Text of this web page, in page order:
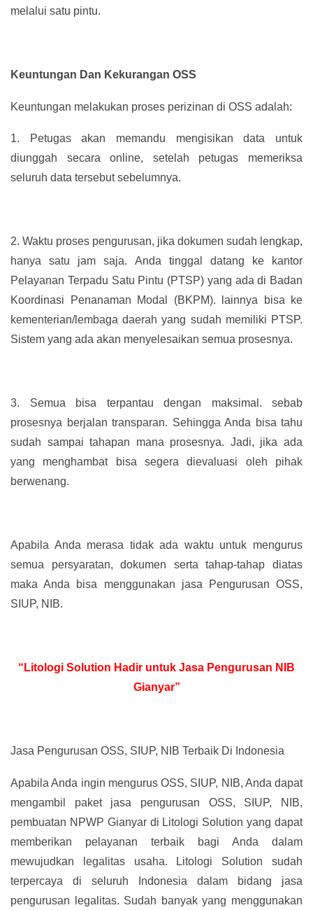
melalui satu pintu.
Keuntungan Dan Kekurangan OSS
Keuntungan melakukan proses perizinan di OSS adalah:
1.
Petugas akan memandu mengisikan data untuk
diunggah secara online, setelah petugas memeriksa
seluruh data tersebut sebelumnya.
2. Waktu proses pengurusan, jika dokumen sudah lengkap,
hanya satu jam saja. Anda tinggal datang ke kantor
Pelayanan Terpadu Satu Pintu (PTSP) yang ada di Badan
Koordinasi Penanaman Modal (BKPM). lainnya bisa ke
kementerian/lembaga daerah yang sudah memiliki PTSP.
Sistem yang ada akan menyelesaikan semua prosesnya.
3.
Semua bisa terpantau dengan maksimal. sebab
prosesnya berjalan transparan. Sehingga Anda bisa tahu
sudah sampai tahapan mana prosesnya. Jadi, jika ada
yang menghambat bisa segera dievaluasi oleh pihak
berwenang.
Apabila Anda merasa tidak ada waktu untuk mengurus
semua persyaratan, dokumen serta tahap-tahap diatas
maka Anda bisa menggunakan jasa Pengurusan OSS,
SIUP, NIB.
“Litologi Solution Hadir untuk Jasa Pengurusan NIB
Gianyar”
Jasa Pengurusan OSS, SIUP, NIB Terbaik Di Indonesia
Apabila Anda ingin mengurus OSS, SIUP, NIB, Anda dapat
mengambil paket jasa pengurusan OSS, SIUP, NIB,
pembuatan NPWP Gianyar di Litologi Solution yang dapat
memberikan pelayanan terbaik bagi Anda dalam
mewujudkan legalitas usaha. Litologi Solution sudah
terpercaya di seluruh Indonesia dalam bidang jasa
pengurusan legalitas. Sudah banyak yang menggunakan